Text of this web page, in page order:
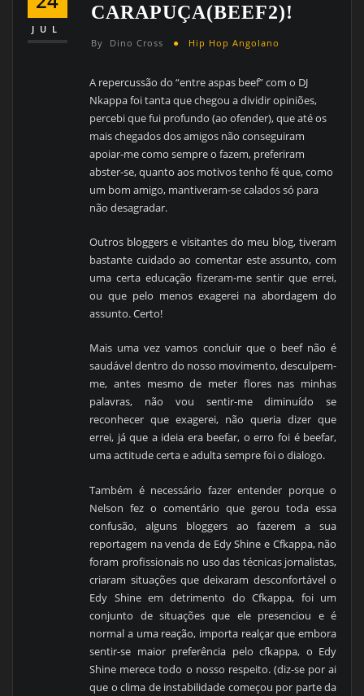
JUL
CARAPUÇA(BEEF2)!
By Dino Cross Hip Hop Angolano
A repercussão do “entre aspas beef”com o DJ
Nkappa foi tanta que chegou a dividir opiniões,
percebi que fui profundo (ao ofender), que até os
mais chegados dos amigos não conseguiram
apoiar-me como sempre o fazem, preferiram
abster-se, quanto aos motivos tenho fé que, como
um bom amigo, mantiveram-se calados só para
não desagradar.
Outros bloggers e visitantes do meu blog, tiveram
bastante cuidado ao comentar este assunto, com
uma certa educação fizeram-me sentir que errei,
ou que pelo menos exagerei na abordagem do
assunto. Certo!
Mais uma vez vamos concluir que o beef não é
saudável dentro do nosso movimento, desculpem-
me, antes mesmo de meter flores nas minhas
palavras, não vou sentir-me diminuído se
reconhecer que exagerei, não queria dizer que
errei, já que a ideia era beefar, o erro foi é beefar,
uma actitude certa e adulta sempre foi o dialogo.
Também é necessário fazer entender porque o
Nelson fez o comentário que gerou toda essa
confusão, alguns bloggers ao fazerem a sua
reportagem na venda de Edy Shine e Cfkappa, não
foram profissionais no uso das técnicas jornalistas,
criaram situações que deixaram desconfortável o
Edy Shine em detrimento do Cfkappa, foi um
conjunto de situações que ele presenciou e é
normal a uma reação, importa realçar que embora
sentir-se maior preferência pelo cfkappa, o Edy
Shine merece todo o nosso respeito. (diz-se por ai
que o clima de instabilidade começou por parte da